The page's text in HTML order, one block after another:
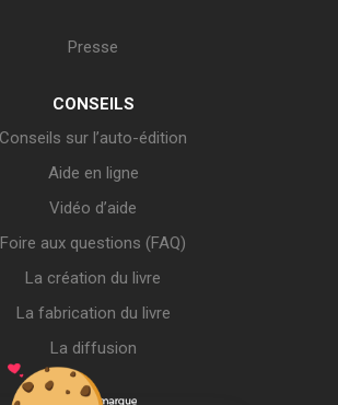
Presse
CONSEILS
Conseils sur l’auto-édition
Aide en ligne
Vidéo d’aide
Foire aux questions (FAQ)
La création du livre
La fabrication du livre
La diffusion